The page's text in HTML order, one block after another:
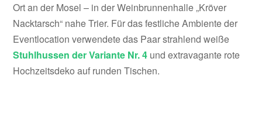
Ort an der Mosel – in der Weinbrunnenhalle „Kröver
Nacktarsch“ nahe Trier. Für das festliche Ambiente der
Eventlocation verwendete das Paar strahlend weiße
Stuhlhussen der Variante Nr. 4 und extravagante rot​e
Hochzeitsdeko auf runden Tischen.